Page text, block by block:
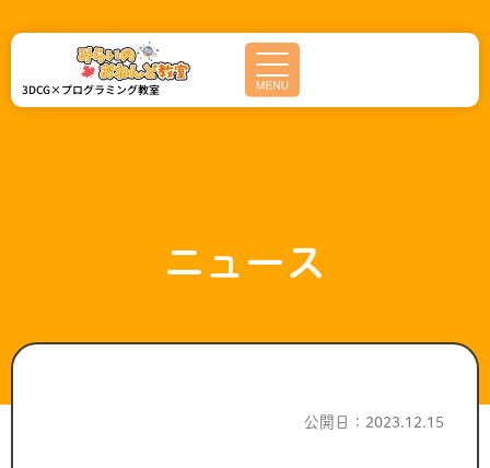
容
キ
3DCG×プログラミング教室
ニュース
公開日：2023.12.15